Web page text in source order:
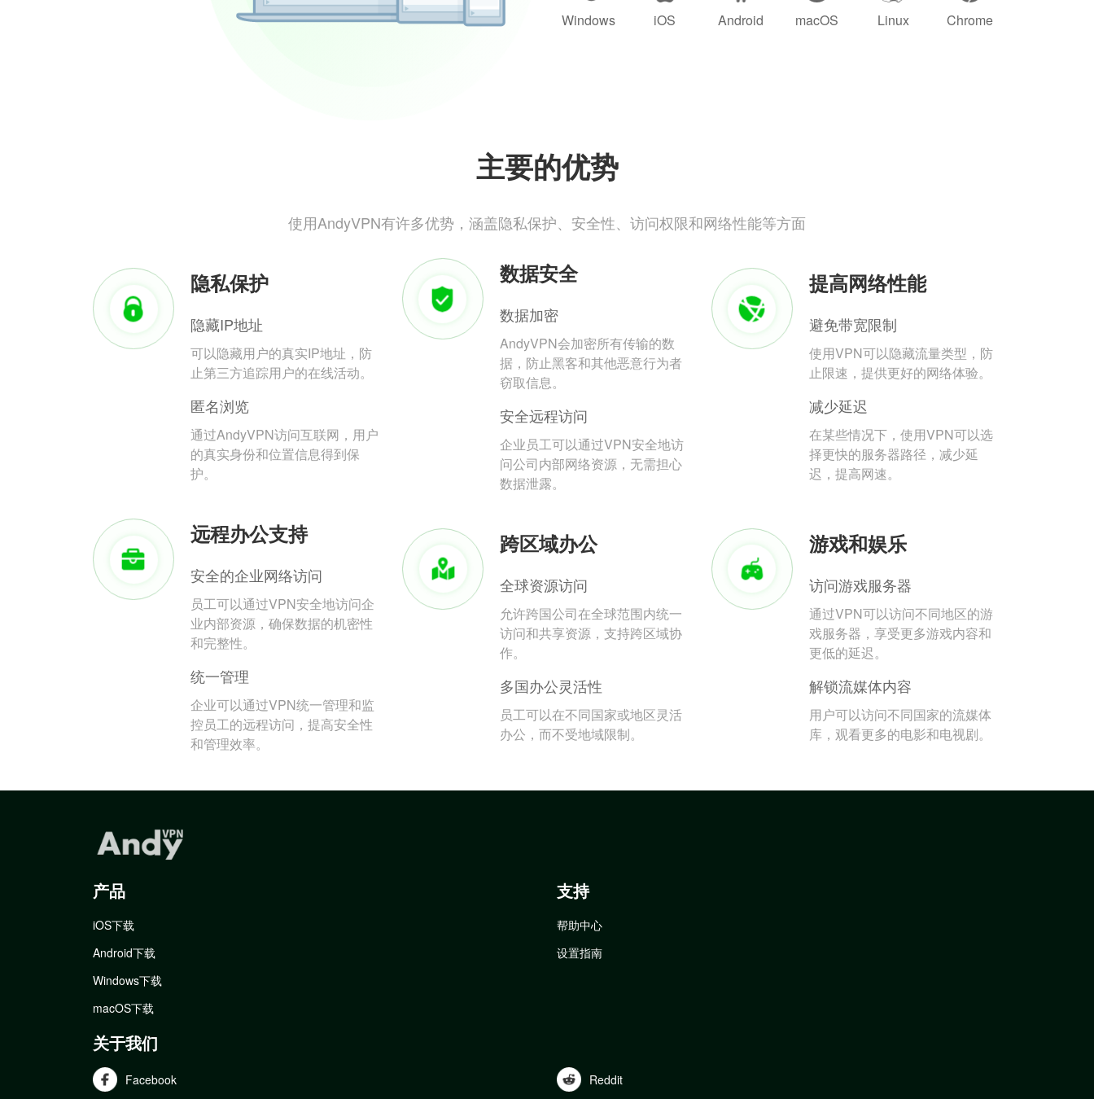
Windows iOS Android macOS Linux Chrome
主要的优势
使用AndyVPN有许多优势，涵盖隐私保护、安全性、访问权限和网络性能等方面
隐私保护
隐藏IP地址
可以隐藏用户的真实IP地址，防
止第三方追踪用户的在线活动。
匿名浏览
通过AndyVPN访问互联网，用户
的真实身份和位置信息得到保
护。
数据安全
数据加密
AndyVPN会加密所有传输的数
据，防止黑客和其他恶意行为者
窃取信息。
安全远程访问
企业员工可以通过VPN安全地访
问公司内部网络资源，无需担心
数据泄露。
提高网络性能
避免带宽限制
使用VPN可以隐藏流量类型，防
止限速，提供更好的网络体验。
减少延迟
在某些情况下，使用VPN可以选
择更快的服务器路径，减少延
迟，提高网速。
远程办公支持
安全的企业网络访问
员工可以通过VPN安全地访问企
业内部资源，确保数据的机密性
和完整性。
统一管理
企业可以通过VPN统一管理和监
控员工的远程访问，提高安全性
和管理效率。
跨区域办公
全球资源访问
允许跨国公司在全球范围内统一
访问和共享资源，支持跨区域协
作。
多国办公灵活性
员工可以在不同国家或地区灵活
办公，而不受地域限制。
游戏和娱乐
访问游戏服务器
通过VPN可以访问不同地区的游
戏服务器，享受更多游戏内容和
更低的延迟。
解锁流媒体内容
用户可以访问不同国家的流媒体
库，观看更多的电影和电视剧。
产品
iOS下载
Android下载
Windows下载
macOS下载
支持
帮助中心
设置指南
关于我们
Facebook Reddit